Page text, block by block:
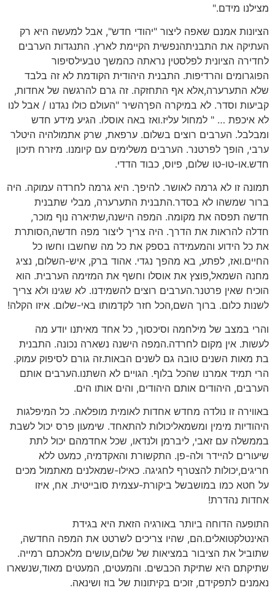
מצילנו מידם."
הציונות אמנם שאפה ליצור "יהודי חדש", אבל למעשה היא רק
העתיקה את התבניתהנפשית הקיימת לארץ. התנגדות הערבים
לחדירה הציונית לפלסטין נראתה כהמשך טבעילסיפור
הפוגרומים והרדיפות. התבנית היהודית הקודמת לא זה בלבד
שלא התערערה,אלא אף התחזקה. זה גרם להרגשה של אחדות,
קביעות וסדר. לא במיקרה הפךהשיר "העולם כולו נגדנו / אבל לנו
לא איכפת … " למחול עליז.ואז באה אוסלו. הגיע מידע חדש
ומבלבל. הערבים רוצים בשלום. ערפאת, שרק אתמולהיה היטלר
ערבי, הופך לפרטנר. הערבים משלימים עם קיומנו. מיזרח תיכון
חדש.או-טו-טו שלום, פיוס, כבוד הדדי.
תמונה זו לא גרמה לאושר. להיפך. היא גרמה לחרדה עמוקה. היה
ברור שמשהו לא בסדר.התבנית התערערה, מבלי שתבנית
חדשה תפסה את מקומה. המפה הישנה,שתיארה נוף מוכר,
חדלה להראות את הדרך. היה צריך ליצור מפה חדשה,הסותרת
את כל הידוע והמעמידה בספק את כל מה שחשבו וחשו כל
החיים.ואז, לפתע, בא מהפך נגדי. אהוד ברק, איש-השלום, נציג
מחנה השמאל,פוצץ את אוסלו וחשף את המזימה הערבית. הוא
הוכיח שאין פרטנר.הערבים רוצים להשמידנו. לא שגינו ולא צריך
לשנות כלום. ברוך השם,הכל חזר לקדמותו באי-שלום. איזו הקלה!
והרי במצב של מילחמה וסיכסוך, כל אחד מאיתנו יודע מה
לעשות. אין מקום לחרדה.המפה הישנה נשארה נכונה. התבנית
בת מאות השנים טובה גם לשנים הבאות.זה גורם לסיפוק עמוק.
הרי תמיד אמרנו שהכל בלוף. הגויים לא השתנו.הערבים אותם
הערבים, היהודים אותם היהודים, והים אותו הים.
באווירה זו נולדה מחדש אחדות לאומית מופלאה. כל המיפלגות
היהודיות מימין ומשמאליכולות להתאחד. שימעון פרס יכול לשבת
בממשלה עם זאבי, ליברמן ולנדאו, שכל אחדמהם יכול לתת
שיעורים להיידר ולה-פן. התקשורת והאקדמיה, כמעט ללא
חריגים,יכולות להצטרף לחגיגה. כאילו-שמאלנים מאתמול מכים
על חטא כמו במושבשל ביקורת-עצמית סובייטית. אח, איזו
אחדות נהדרת!
התופעה הדוחה ביותר באורגיה הזאת היא בגידת
האינטלקטואלים.הם, שהיו צריכים לשרטט את המפה החדשה,
שתוביל את הציבור במציאות של שלום,עושים מלאכתם רמייה.
שתיקתם היא שתיקת הכבשים. והמעטים, המעטים מאוד,שנשארו
נאמנים לתפקידם, זוכים בקיתונות של בוז ושינאה.